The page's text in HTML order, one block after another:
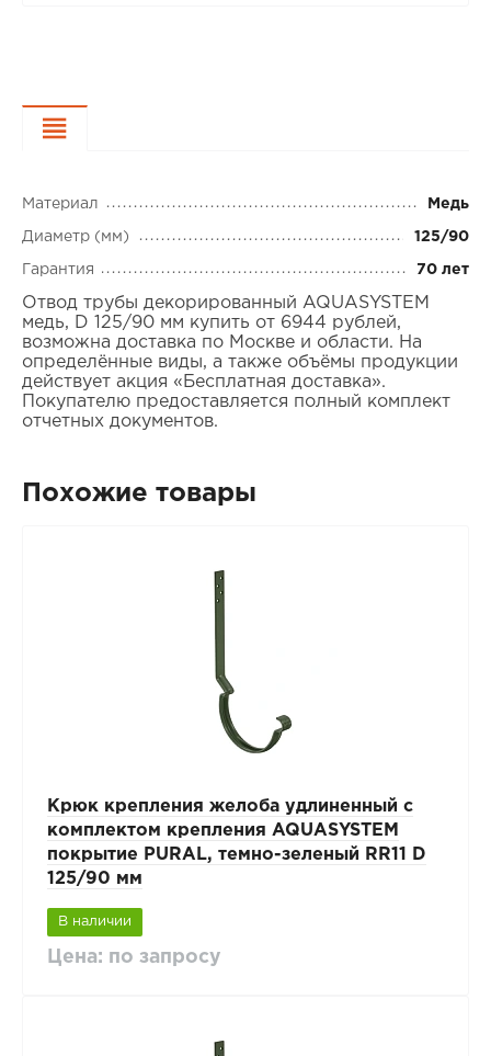
Материал Медь
Диаметр (мм) 125/90
Гарантия 70 лет
Отвод трубы декорированный AQUASYSTEM
медь, D 125/90 мм купить от 6944 рублей,
возможна доставка по Москве и области. На
определённые виды, а также объёмы продукции
действует акция «Бесплатная доставка».
Покупателю предоставляется полный комплект
отчетных документов.
Похожие товары
Крюк крепления желоба удлиненный с
комплектом крепления AQUASYSTEM
покрытие PURAL, темно-зеленый RR11 D
125/90 мм
В наличии
Цена: по запросу